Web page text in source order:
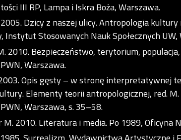
III RP, Lampa i Iskra Boża, Warszawa.
Dzicy z naszej ulicy. Antropologia kultury
Instytut Stosowanych Nauk Społecznych
2010. Bezpieczeństwo, terytorium,
Warszawa.
Opis gęsty – w stronę interpretatywnej
Elementy teorii antropologicznej, red.
Warszawa, s. 35–58.
2010. Literatura i media. Po 1989, Oficyna